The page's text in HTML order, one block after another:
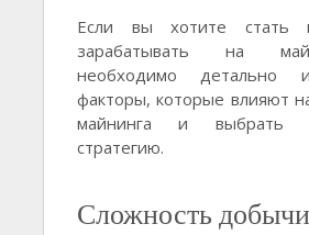
Если вы хотите стать
зарабатывать на
необходимо детально
факторы, которые влияют
майнинга и выбрать
стратегию.
Сложность добычи